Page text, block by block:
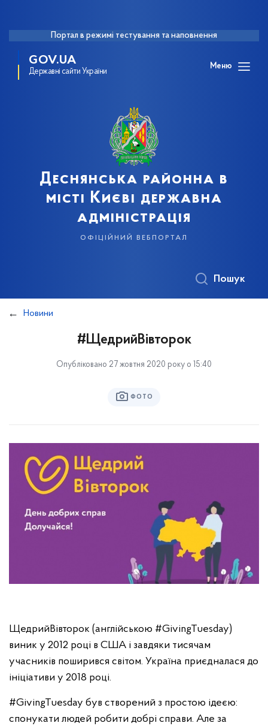
Портал в режимі тестування та наповнення
GOV.UA
Державні сайти України
Меню
Деснянська районна в
місті Києві державна
адміністрація
офіційний вебпортал
Пошук
Новини
#ЩедрийВівторок
Опубліковано 27 жовтня 2020 року о 15:40
ФОТО
ЩедрийВівторок (англійською #GivingTuesday)
виник у 2012 році в США і завдяки тисячам
учасників поширився світом. Україна приєдналася до
ініціативи у 2018 році.
#GivingTuesday був створений з простою ідеєю:
спонукати людей робити добрі справи. Але за